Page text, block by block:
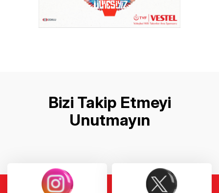
Bizi Takip Etmeyi
Unutmayın